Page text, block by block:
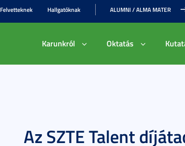
Felvetteknek Hallgatóknak ALUMNI / ALMA MATER
Karunkról Oktatás
Az SZTE Talent